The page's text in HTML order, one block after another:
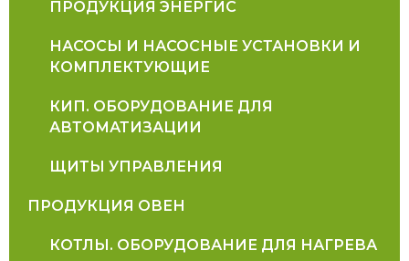
ПРОДУКЦИЯ ЭНЕРГИС
НАСОСЫ И НАСОСНЫЕ УСТАНОВКИ И
КОМПЛЕКТУЮЩИЕ
КИП. ОБОРУДОВАНИЕ ДЛЯ
АВТОМАТИЗАЦИИ
ЩИТЫ УПРАВЛЕНИЯ
ПРОДУКЦИЯ ОВЕН
КОТЛЫ. ОБОРУДОВАНИЕ ДЛЯ НАГРЕВА